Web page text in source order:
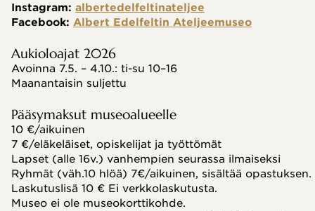
Instagram: albertedelfeltinateljee
Facebook: Albert Edelfeltin Ateljeemuseo
Aukioloajat 2026
Avoinna 7.5. – 4.10.: ti-su 10–16
Maanantaisin suljettu
Pääsymaksut museoalueelle
10 €/aikuinen
7 €/eläkeläiset, opiskelijat ja työttömät
Lapset (alle 16v.) vanhempien seurassa ilmaiseksi
Ryhmät (väh.10 hlöä) 7€/aikuinen, sisältää
Laskutuslisä 10 € Ei verkkolaskutusta.
Museo ei ole museokorttikohde.